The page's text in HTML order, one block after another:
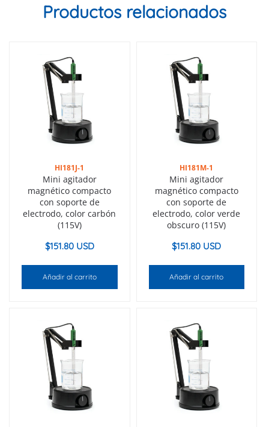
Productos relacionados
HI181J-1
Mini agitador
magnético compacto
con soporte de
electrodo, color carbón
(115V)
$151.80 USD
Añadir al carrito
HI181M-1
Mini agitador
magnético compacto
con soporte de
electrodo, color verde
obscuro (115V)
$151.80 USD
Añadir al carrito